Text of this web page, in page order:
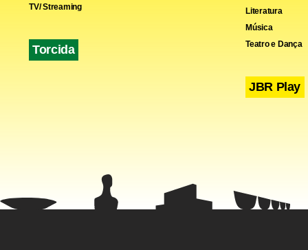
TV/ Streaming
Torcida
Literatura
Música
Teatro e Dança
JBR Play